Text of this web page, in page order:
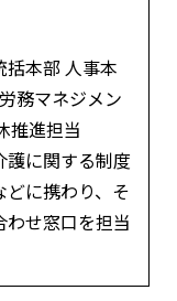
括本部 人事本
務マネジメン
推進担当
に関する制度
に携わり、そ
せ窓口を担当